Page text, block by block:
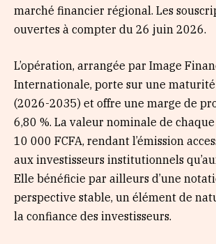
marché financier régional. Les
ouvertes à compter du 26 juin 2026.
L’opération, arrangée par Image
Internationale, porte sur une maturité
(2026-2035) et offre une marge de
6,80 %. La valeur nominale de
10 000 FCFA, rendant l’émission
aux investisseurs institutionnels
Elle bénéficie par ailleurs d’une
perspective stable, un élément de
la confiance des investisseurs.